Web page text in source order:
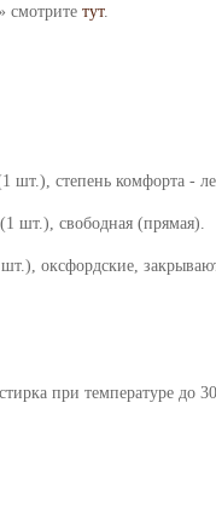
смотрите тут.
шт.), степень комфорта -
свободная (прямая).
при температуре до